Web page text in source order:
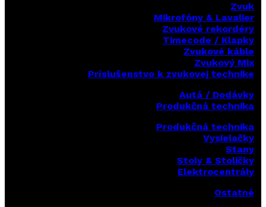
Zvuk
Mikrofóny & Lavalier
Zvukové rekordéry
Timecode / Klapky
Zvukové káble
Zvukový Mix
Príslušenstvo k zvukovej technike
Autá / Dodávky
Produkčná technika
Produkčná technika
Vysielačky
Stany
Stoly & Stoličky
Elektrocentrály
Ostatné